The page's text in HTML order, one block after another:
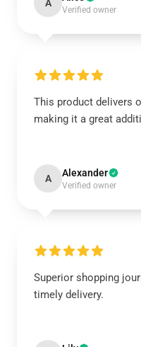
A
Verified owner
This product delivers
making it a great
A Alexander
Verified owner
Superior shopping
timely delivery.